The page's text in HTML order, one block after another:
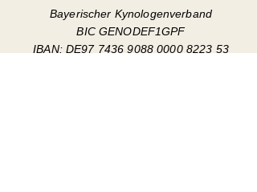
Bayerischer Kynologenverband
BIC GENODEF1GPF
IBAN: DE97 7436 9088 0000 8223 53